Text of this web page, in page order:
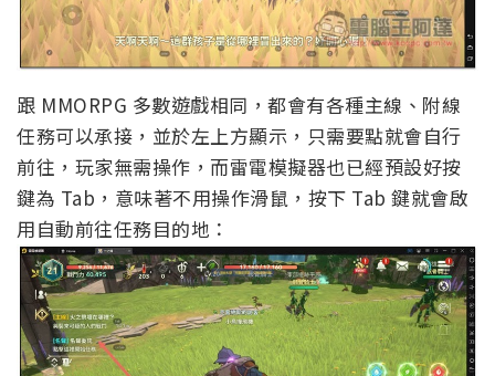
跟 MMORPG 多數遊戲相同，都會有各種主線、附線
任務可以承接，並於左上方顯示，只需要點就會自行
前往，玩家無需操作，而雷電模擬器也已經預設好按
鍵為 Tab，意味著不用操作滑鼠，按下 Tab 鍵就會啟
用自動前往任務目的地：